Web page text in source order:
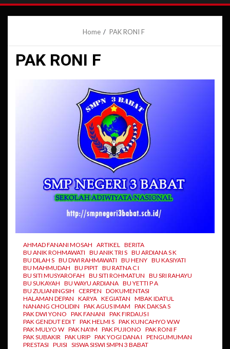
Home PAK RONI F
PAK RONI F
AHMAD FANANI MOSAH ARTIKEL BERITA
BU ANIK ROHMAWATI BU ANIK TRI S BU ARDIANA S K
BU DILAH S BU DWI RAHMAWATI BU HENY BU KASIYATI
BU MAHMUDAH BU PIPIT BU RATNA C I
BU SITI MUSYAROFAH BU SITI ROHMATUN BU SRI RAHAYU
BU SUKAYAH BU WAYU ARDIANA BU YETTI P A
BU ZULIANINGSIH CERPEN DOKUMENTASI
HALAMAN DEPAN KARYA KEGIATAN MBAK IDATUL
NANANG CHOLIDIN PAK AGUS IMAM PAK DAKSA S
PAK DWI YONO PAK FANANI PAK FIRDAUS I
PAK GENDUT EDI T PAK HELMI S PAK KUNCAHYO W.W
PAK MULYO W PAK NA'IM PAK PUJIONO PAK RONI F
PAK SUBAKIR PAK URIP PAK YOGI DANA I PENGUMUMAN
PRESTASI PUISI SISWA SISWI SMPN 3 BABAT